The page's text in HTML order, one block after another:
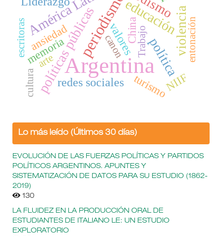
Argentina
periodismoeducación
políticas públicas política
violencia
redes sociales
valores
China
ansiedad
memoria
turismoNIIF
entonación
canon
escritoras Trabajo
arte
cultura
Lo más leído (Últimos 30 días)
EVOLUCIÓN DE LAS FUERZAS POLÍTICAS Y PARTIDOS
POLÍTICOS ARGENTINOS. APUNTES Y
SISTEMATIZACIÓN DE DATOS PARA SU ESTUDIO (1862-
2019)
130
LA FLUIDEZ EN LA PRODUCCIÓN ORAL DE
ESTUDIANTES DE ITALIANO LE: UN ESTUDIO
EXPLORATORIO